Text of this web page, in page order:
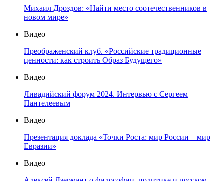
Михаил Дроздов: «Найти место соотечественников в
новом мире»
Видео
Преображенский клуб. «Российские традиционные
ценности: как строить Образ Будущего»
Видео
Ливадийский форум 2024. Интервью с Сергеем
Пантелеевым
Видео
Презентация доклада «Точки Роста: мир России – мир
Евразии»
Видео